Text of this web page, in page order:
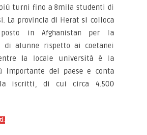
turni fino a 8mila studenti di
La provincia di Herat si colloca
in Afghanistan per la
di alunne rispetto ai coetanei
la locale università è la
importante del paese e conta
iscritti, di cui circa 4.500